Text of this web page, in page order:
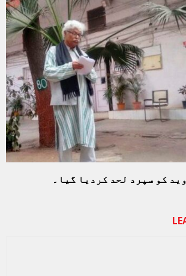
کو سپرد لحد کردیا گیا۔